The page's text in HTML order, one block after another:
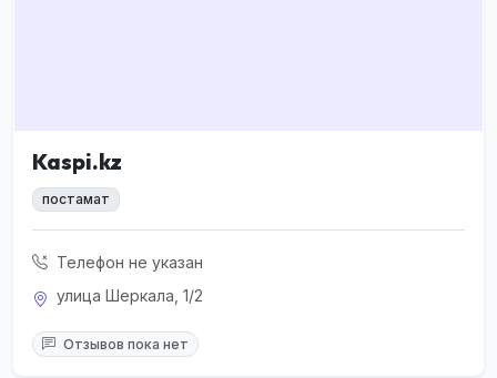
Kaspi.kz
постамат
Телефон не указан
улица Шеркала, 1/2
Отзывов пока нет